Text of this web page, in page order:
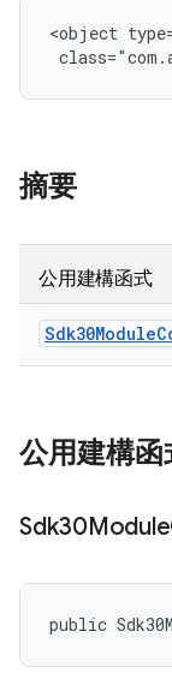
<object
摘要
公用建構函式
Sdk30Module
公用建構函
Sdk30Module
public